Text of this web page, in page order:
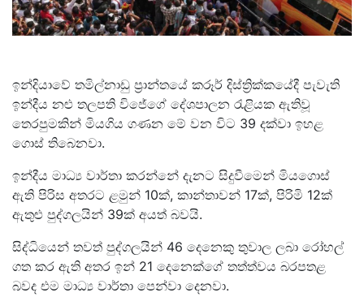
ඉන්දියාවේ තමිල්නාඩු ප්‍රාන්තයේ කරූර් දිස්ත්‍රික්කයේදී පැවැති
ඉන්දීය නළු තලපති විජේගේ දේශපාලන රැළියක ඇතිවූ
තෙරපුමකින් මියගිය ගණන මේ වන විට 39 දක්වා ඉහළ
ගොස් තිබෙනවා.
ඉන්දීය මාධ්‍ය වාර්තා කරන්නේ දැනට සිදුවීමෙන් මියගොස්
ඇති පිරිස අතරට ළමුන් 10ක්, කාන්තාවන් 17ක්, පිරිමි 12ක්
ඇතුළු පුද්ගලයින් 39ක් අයත් බවයි.
සිද්ධියෙන් තවත් පුද්ගලයින් 46 දෙනෙකු තුවාල ලබා රෝහල්
ගත කර ඇති අතර ඉන් 21 දෙනෙක්ගේ තත්ත්වය බරපතළ
බවද එම මාධ්‍ය වාර්තා පෙන්වා දෙනවා.